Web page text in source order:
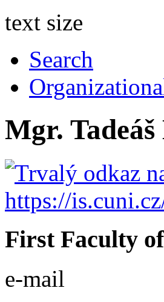
text size
Search
Mgr.
First Faculty
e-mail